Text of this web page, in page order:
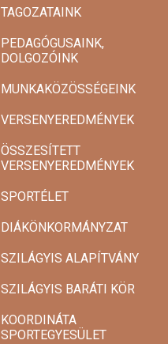
TAGOZATAINK
PEDAGÓGUSAINK,
DOLGOZÓINK
MUNKAKÖZÖSSÉGEINK
VERSENYEREDMÉNYEK
ÖSSZESÍTETT
VERSENYEREDMÉNYEK
SPORTÉLET
DIÁKÖNKORMÁNYZAT
SZILÁGYIS ALAPÍTVÁNY
SZILÁGYIS BARÁTI KÖR
KOORDINÁTA
SPORTEGYESÜLET